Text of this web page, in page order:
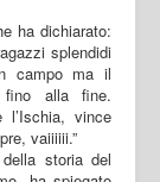
ha dichiarato:
splendidi
campo ma il
fino alla fine.
vince
vaiiiiii.”
storia del